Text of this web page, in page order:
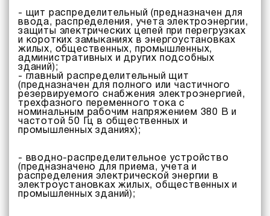
- щит распределительный (предназначен для
ввода, распределения, учета электроэнергии,
защиты электрических цепей при перегрузках
и коротких замыканиях в энергоустановках
жилых, общественных, промышленных,
административных и других подсобных
зданий);
- главный распределительный щит
(предназначен для полного или частичного
резервируемого снабжения электроэнергией,
трехфазного переменного тока с
номинальным рабочим напряжением 380 В и
частотой 50 Гц в общественных и
промышленных зданиях);
- вводно-распределительное устройство
(предназначено для приема, учета и
распределения электрической энергии в
электроустановках жилых, общественных и
промышленных зданий);